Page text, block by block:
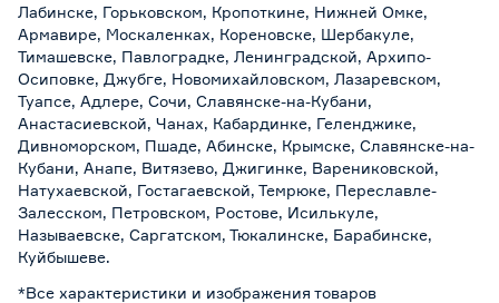
Лабинске, Горьковском, Кропоткине, Нижней Омке,
Армавире, Москаленках, Кореновске, Шербакуле,
Тимашевске, Павлоградке, Ленинградской, Архипо-
Осиповке, Джубге, Новомихайловском, Лазаревском,
Туапсе, Адлере, Сочи, Славянске-на-Кубани,
Анастасиевской, Чанах, Кабардинке, Геленджике,
Дивноморском, Пшаде, Абинске, Крымске, Славянске-на-
Кубани, Анапе, Витязево, Джигинке, Варениковской,
Натухаевской, Гостагаевской, Темрюке, Переславле-
Залесском, Петровском, Ростове, Исилькуле,
Называевске, Саргатском, Тюкалинске, Барабинске,
Куйбышеве.
*Все характеристики и изображения товаров